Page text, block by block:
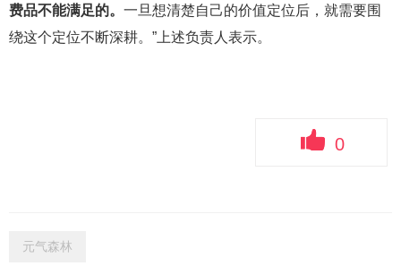
费品不能满足的。 一旦想清楚自己的价值定位后，就需要围
绕这个定位不断深耕。”上述负责人表示。
0
元气森林